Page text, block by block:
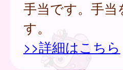
手当です。手
す。
>>詳細はこちら